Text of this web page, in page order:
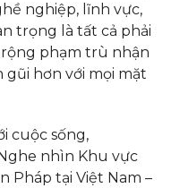
nghiệp, lĩnh vực,
trọng là tất cả phải
phạm trù nhận
gũi hơn với mọi mặt
cuộc sống,
nhìn Khu vực
Pháp tại Việt Nam –